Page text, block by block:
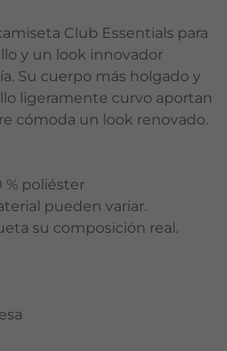
Club Essentials para
y un look innovador
Su cuerpo más holgado y
ligeramente curvo aportan
cómoda un look renovado.
% poliéster
pueden variar.
su composición real.